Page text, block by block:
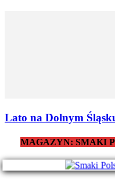
Lato na Dolnym
MAGAZYN: SMAKI